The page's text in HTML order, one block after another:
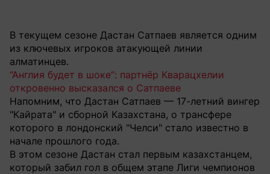
В текущем сезоне Дастан Сатпаев является одним
из ключевых игроков атакующей линии
алматинцев.
“Англия будет в шоке“: партнёр Кварацхелии
откровенно высказался о Сатпаеве
Напомним, что Дастан Сатпаев — 17-летний вингер
"Кайрата" и сборной Казахстана, о трансфере
которого в лондонский "Челси" стало известно в
начале прошлого года.
В этом сезоне Дастан стал первым казахстанцем,
который забил гол в общем этапе Лиги чемпионов